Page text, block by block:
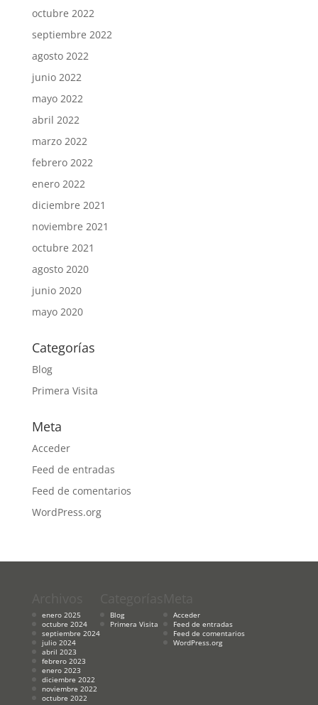
octubre 2022
septiembre 2022
agosto 2022
junio 2022
mayo 2022
abril 2022
marzo 2022
febrero 2022
enero 2022
diciembre 2021
noviembre 2021
octubre 2021
agosto 2020
junio 2020
mayo 2020
Categorías
Blog
Primera Visita
Meta
Acceder
Feed de entradas
Feed de comentarios
WordPress.org
enero 2025
octubre 2024
septiembre 2024
julio 2024
abril 2023
febrero 2023
enero 2023
diciembre 2022
noviembre 2022
octubre 2022
Blog
Primera Visita
Acceder
Feed de entradas
Feed de comentarios
WordPress.org